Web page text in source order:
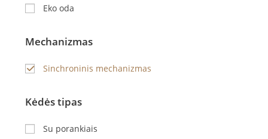
Eko oda
Mechanizmas
Sinchroninis mechanizmas
Kėdės tipas
Su porankiais